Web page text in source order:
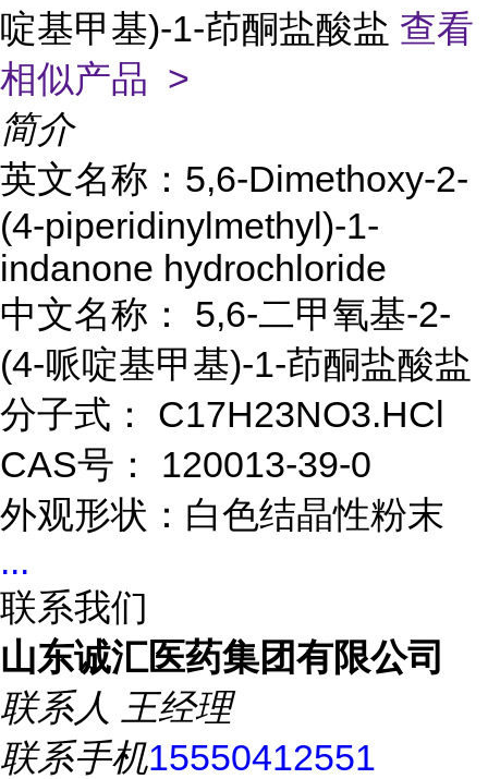
啶基甲基)-1-茚酮盐酸盐 查看
相似产品 >
简介
英文名称：5,6-Dimethoxy-2-
(4-piperidinylmethyl)-1-
indanone hydrochloride
中文名称： 5,6-二甲氧基-2-
(4-哌啶基甲基)-1-茚酮盐酸盐
分子式： C17H23NO3.HCl
CAS号： 120013-39-0
外观形状：白色结晶性粉末
...
联系我们
山东诚汇医药集团有限公司
联系人 王经理
联系手机15550412551